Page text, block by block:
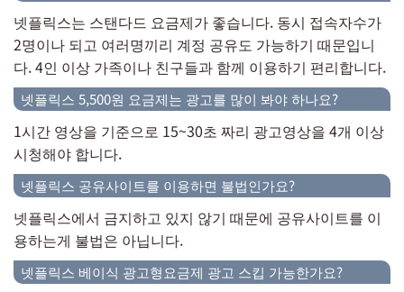
넷플릭스는 스탠다드 요금제가 좋습니다. 동시 접속자수가
2명이나 되고 여러명끼리 계정 공유도 가능하기 때문입니
다. 4인 이상 가족이나 친구들과 함께 이용하기 편리합니다.
넷플릭스 5,500원 요금제는 광고를 많이 봐야 하나요?
1시간 영상을 기준으로 15~30초 짜리 광고영상을 4개 이상
시청해야 합니다.
넷플릭스 공유사이트를 이용하면 불법인가요?
넷플릭스에서 금지하고 있지 않기 때문에 공유사이트를 이
용하는게 불법은 아닙니다.
넷플릭스 베이식 광고형요금제 광고 스킵 가능한가요?